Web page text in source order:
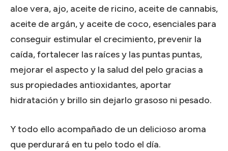
aloe vera, ajo, aceite de ricino, aceite de cannabis,
aceite de argán, y aceite de coco, esenciales para
conseguir estimular el crecimiento, prevenir la
caída, fortalecer las raíces y las puntas puntas,
mejorar el aspecto y la salud del pelo gracias a
sus propiedades antioxidantes, aportar
hidratación y brillo sin dejarlo grasoso ni pesado.
Y todo ello acompañado de un delicioso aroma
que perdurará en tu pelo todo el día.